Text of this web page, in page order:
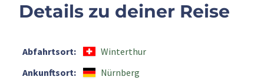
Details zu deiner Reise
Abfahrtsort:
Winterthur
Ankunftsort:
Nürnberg